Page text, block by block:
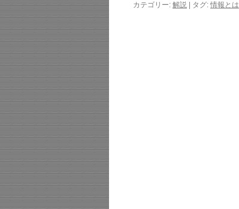
カテゴリー: 解説 タグ: 情報とは